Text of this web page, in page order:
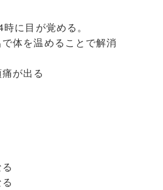
に目が覚める。
体を温めることで解消
が出る